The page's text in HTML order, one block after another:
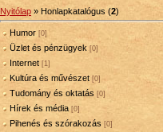
Nyitólap » Honlapkatalógus (2)
Humor [0]
Üzlet és pénzügyek [0]
Internet [1]
Kultúra és művészet [0]
Tudomány és oktatás [0]
Hírek és média [0]
Pihenés és szórakozás [0]